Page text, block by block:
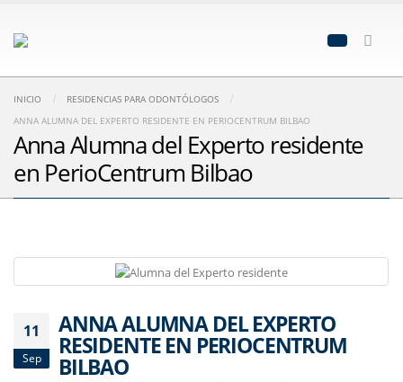
INICIO
RESIDENCIAS PARA ODONTÓLOGOS
ANNA ALUMNA DEL EXPERTO RESIDENTE EN PERIOCENTRUM BILBAO
Anna Alumna del Experto residente
en PerioCentrum Bilbao
11
Sep
ANNA ALUMNA DEL EXPERTO
RESIDENTE EN PERIOCENTRUM
BILBAO